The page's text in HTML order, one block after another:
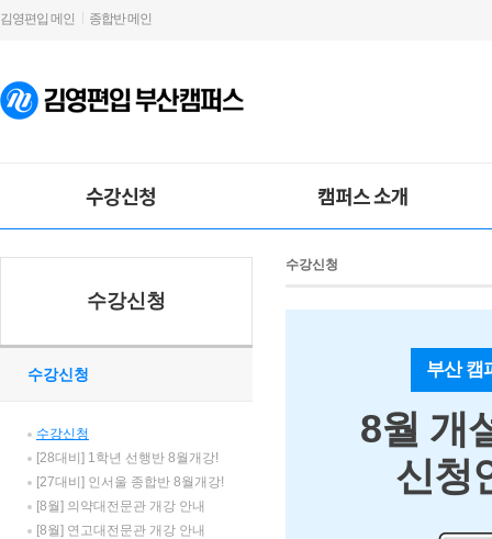
김영편입 메인 종합반 메인
수강신청 캠퍼스 소개
수강신청
수강신청
수강신청
[28대비] 1학년 선행반 8월개강!
[27대비] 인서울 종합반 8월개강!
[8월] 의약대전문관 개강 안내
[8월] 연고대전문관 개강 안내
수강신청
부산 캠
8월 개
신청